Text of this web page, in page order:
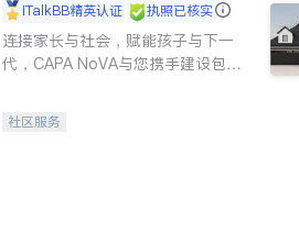
iTalkBB精英认证 执照已核实
连接家长与社会，赋能孩子与下一
代，CAPA NoVA与您携手建设包
社区服务